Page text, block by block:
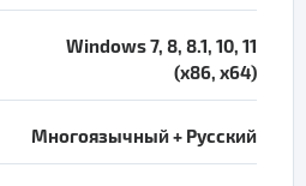
Windows 7, 8, 8.1, 10, 11
(x86, x64)
Многоязычный + Русский